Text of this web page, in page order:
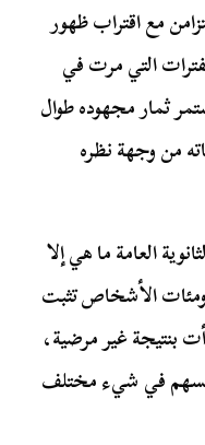
مع اقتراب ظهور
التي مرت في
ثمار مجهوده طوال
من وجهة نظره
العامة ما هي إلا
الأشخاص تثبت
بنتيجة غير مرضية،
في شيء مختلف